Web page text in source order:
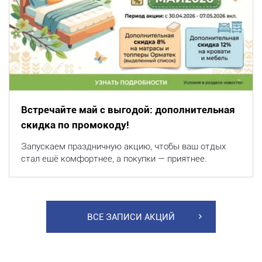
Встречайте май с выгодой: дополнительная
скидка по промокоду!
Запускаем праздничную акцию, чтобы ваш отдых
стал ещё комфортнее, а покупки — приятнее.
ВСЕ ЗАПИСИ АКЦИЙ